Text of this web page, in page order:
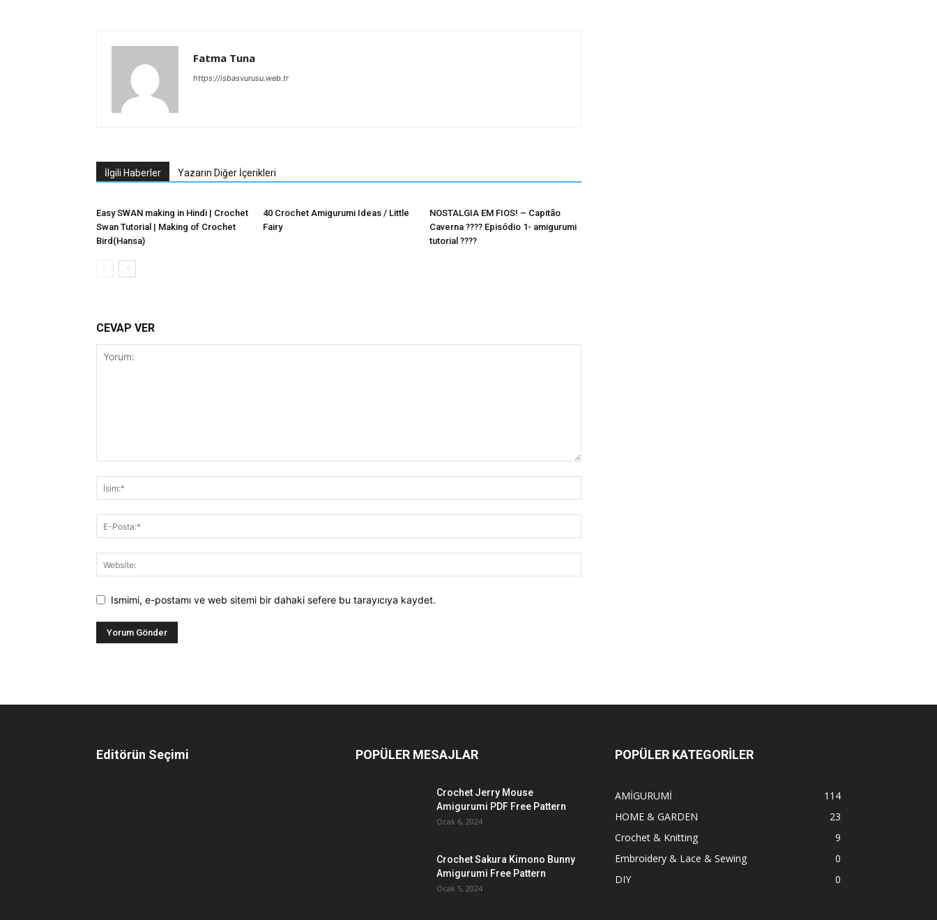
Fatma Tuna
https://isbasvurusu.web.tr
İlgili Haberler Yazarın Diğer İçerikleri
Easy SWAN making in Hindi | Crochet
Swan Tutorial | Making of Crochet
Bird(Hansa)
40 Crochet Amigurumi Ideas / Little
Fairy
NOSTALGIA EM FIOS! – Capitão
Caverna ???? Episódio 1- amigurumi
tutorial ????
CEVAP VER
Ismimi, e-postamı ve web sitemi bir dahaki sefere bu tarayıcıya kaydet.
Editörün Seçimi POPÜLER MESAJLAR
Crochet Jerry Mouse
Amigurumi PDF Free Pattern
Ocak 6, 2024
Crochet Sakura Kimono Bunny
Amigurumi Free Pattern
Ocak 5, 2024
POPÜLER KATEGORİLER
AMİGURUMİ
114
HOME & GARDEN
23
Crochet & Knitting
9
Embroidery & Lace & Sewing
0
DIY
0